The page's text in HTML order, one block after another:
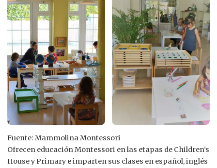
Fuente: Mammolina Montessori
Ofrecen educación Montessori en las etapas de Children’s
House y Primary e imparten sus clases en español, inglés